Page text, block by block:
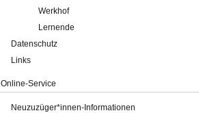
Werkhof
Lernende
Datenschutz
Links
Online-Service
Neuzuzüger*innen-Informationen